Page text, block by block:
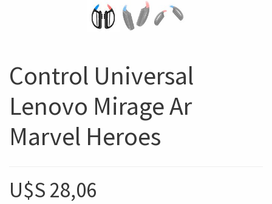
Control Universal
Lenovo Mirage Ar
Marvel Heroes
U$S 28,06